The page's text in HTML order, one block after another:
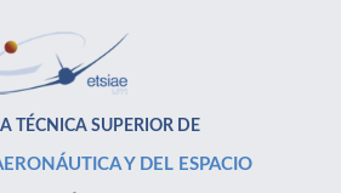
TÉCNICA SUPERIOR DE
Y DEL ESPACIO